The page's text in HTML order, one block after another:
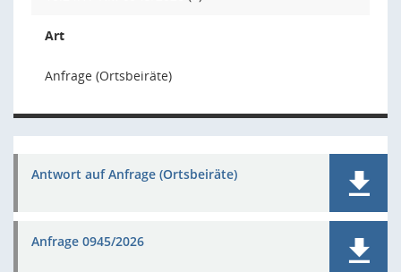
Art
Anfrage (Ortsbeiräte)
Antwort auf Anfrage (Ortsbeiräte)
Anfrage 0945/2026